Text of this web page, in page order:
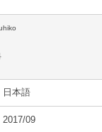
日本語
2017/09